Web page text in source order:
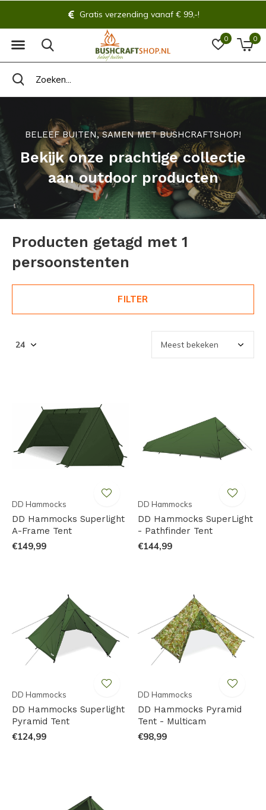
0 0
Gratis verzending vanaf € 99,-!
BELEEF BUITEN, SAMEN MET BUSHCRAFTSHOP!
Bekijk onze prachtige collectie
aan outdoor producten
Producten getagd met 1
persoonstenten
FILTER
DD Hammocks
DD Hammocks Superlight
A-Frame Tent
€149,99
DD Hammocks
DD Hammocks SuperLight
- Pathfinder Tent
€144,99
DD Hammocks
DD Hammocks Superlight
Pyramid Tent
€124,99
DD Hammocks
DD Hammocks Pyramid
Tent - Multicam
€98,99